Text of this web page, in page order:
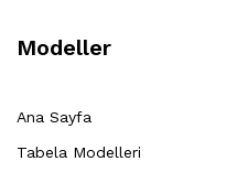
Modeller
Ana Sayfa
Tabela Modelleri